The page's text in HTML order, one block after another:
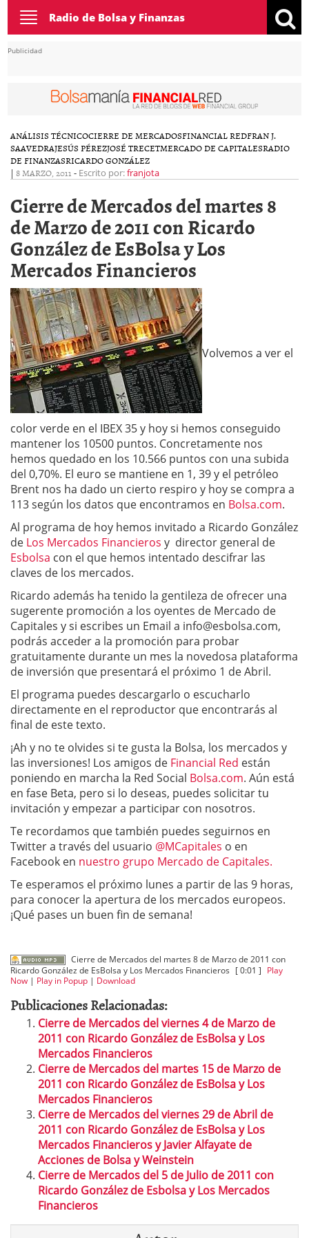
Toggle
navigation
Radio de Bolsa y Finanzas
Publicidad
ANÁLISIS TÉCNICOCIERRE DE MERCADOSFINANCIAL REDFRAN J.
SAAVEDRAJESÚS PÉREZJOSÉ TRECETMERCADO DE CAPITALESRADIO
DE FINANZASRICARDO GONZÁLEZ
| 8 MARZO, 2011 - Escrito por:franjota
Cierre de Mercados del martes 8
de Marzo de 2011 con Ricardo
González de EsBolsa y Los
Mercados Financieros
Volvemos a ver el
color verde en el IBEX 35 y hoy si hemos conseguido
mantener los 10500 puntos. Concretamente nos
hemos quedado en los 10.566 puntos con una subida
del 0,70%. El euro se mantiene en 1, 39 y el petróleo
Brent nos ha dado un cierto respiro y hoy se compra a
113 según los datos que encontramos en Bolsa.com.
Al programa de hoy hemos invitado a Ricardo González
de Los Mercados Financieros y director general de
Esbolsa con el que hemos intentado descifrar las
claves de los mercados.
Ricardo además ha tenido la gentileza de ofrecer una
sugerente promoción a los oyentes de Mercado de
Capitales y si escribes un Email a info@esbolsa.com,
podrás acceder a la promoción para probar
gratuitamente durante un mes la novedosa plataforma
de inversión que presentará el próximo 1 de Abril.
El programa puedes descargarlo o escucharlo
directamente en el reproductor que encontrarás al
final de este texto.
¡Ah y no te olvides si te gusta la Bolsa, los mercados y
las inversiones! Los amigos de Financial Red están
poniendo en marcha la Red Social Bolsa.com. Aún está
en fase Beta, pero si lo deseas, puedes solicitar tu
invitación y empezar a participar con nosotros.
Te recordamos que también puedes seguirnos en
Twitter a través del usuario @MCapitales o en
Facebook en nuestro grupo Mercado de Capitales.
Te esperamos el próximo lunes a partir de las 9 horas,
para conocer la apertura de los mercados europeos.
¡Qué pases un buen fin de semana!
Cierre de Mercados del martes 8 de Marzo de 2011 con
Ricardo González de EsBolsa y Los Mercados Financieros [ 0:01 ] Play
Now | Play in Popup | Download
Publicaciones Relacionadas:
Cierre de Mercados del viernes 4 de Marzo de
2011 con Ricardo González de EsBolsa y Los
Mercados Financieros
Cierre de Mercados del martes 15 de Marzo de
2011 con Ricardo González de EsBolsa y Los
Mercados Financieros
Cierre de Mercados del viernes 29 de Abril de
2011 con Ricardo González de EsBolsa y Los
Mercados Financieros y Javier Alfayate de
Acciones de Bolsa y Weinstein
Cierre de Mercados del 5 de Julio de 2011 con
Ricardo González de Esbolsa y Los Mercados
Financieros